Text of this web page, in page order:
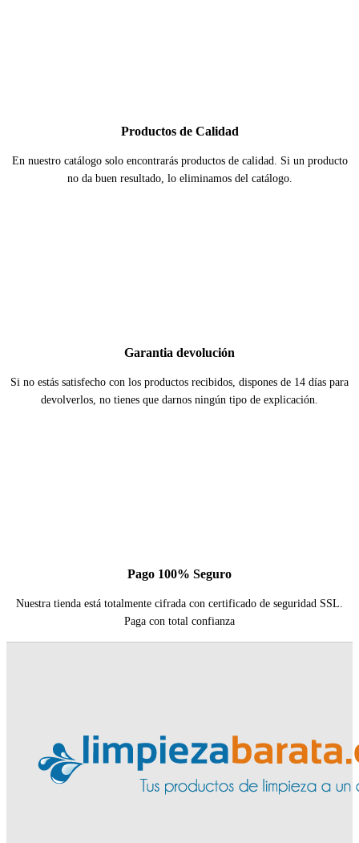
Productos de Calidad
En nuestro catálogo solo encontrarás productos de calidad. Si un producto
no da buen resultado, lo eliminamos del catálogo.
Garantia devolución
Si no estás satisfecho con los productos recibidos, dispones de 14 días para
devolverlos, no tienes que darnos ningún tipo de explicación.
Pago 100% Seguro
Nuestra tienda está totalmente cifrada con certificado de seguridad SSL.
Paga con total confianza